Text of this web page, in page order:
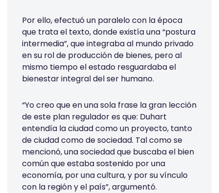
Por ello, efectuó un paralelo con la época
que trata el texto, donde existía una “postura
intermedia”, que integraba al mundo privado
en su rol de producción de bienes, pero al
mismo tiempo el estado resguardaba el
bienestar integral del ser humano.
“Yo creo que en una sola frase la gran lección
de este plan regulador es que: Duhart
entendía la ciudad como un proyecto, tanto
de ciudad como de sociedad. Tal como se
mencionó, una sociedad que buscaba el bien
común que estaba sostenido por una
economía, por una cultura, y por su vínculo
con la región y el país”, argumentó.